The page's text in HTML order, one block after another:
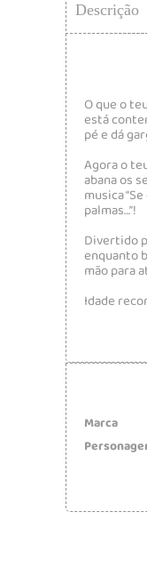
Descrição
O que o
está
pé e dá
Agora o
abana os
musica
palmas…”!
Divertido
enquanto
mão para
Idade
Marca